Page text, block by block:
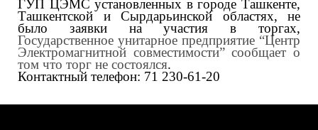
ГУП ЦЭМС установленных в городе Ташкенте,
Ташкентской и Сырдарьинской областях, не
было заявки на участия в торгах,
Государственное унитарное предприятие “Центр
Электромагнитной совместимости”сообщает о
том что торг не состоялся.
Контактный телефон: 71 230-61-20